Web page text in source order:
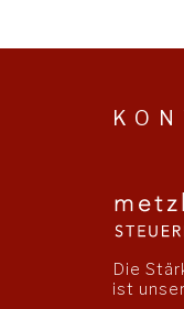
Die
ist